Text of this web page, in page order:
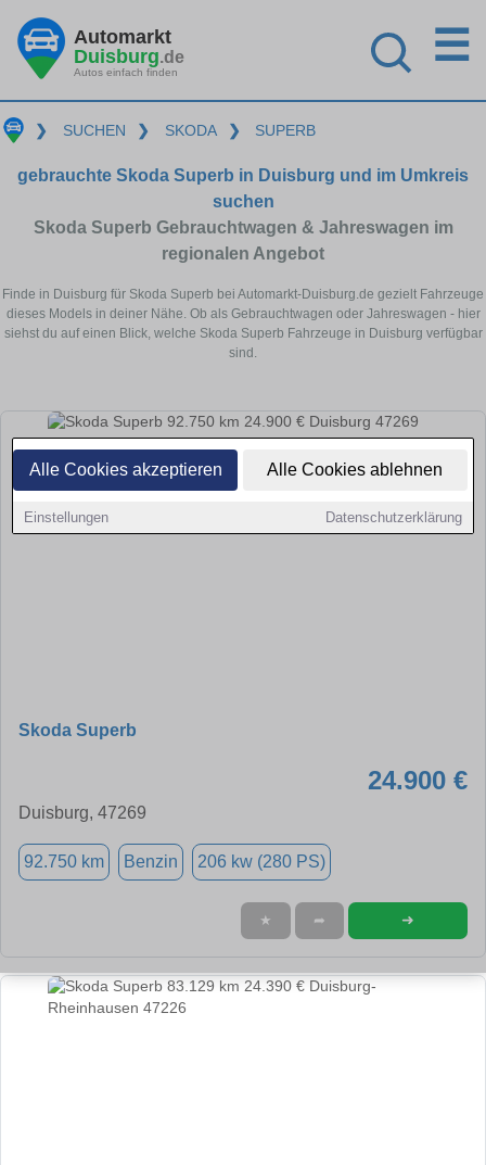
Alle Cookies akzeptieren Alle Cookies ablehnen
Einstellungen Datenschutzerklärung
Automarkt
Duisburg.de
Autos einfach finden
☰
❯ SUCHEN ❯ SKODA ❯ SUPERB
gebrauchte Skoda Superb in Duisburg und im Umkreis
suchen
Skoda Superb Gebrauchtwagen & Jahreswagen im
regionalen Angebot
Finde in Duisburg für Skoda Superb bei Automarkt-Duisburg.de gezielt Fahrzeuge
dieses Models in deiner Nähe. Ob als Gebrauchtwagen oder Jahreswagen - hier
siehst du auf einen Blick, welche Skoda Superb Fahrzeuge in Duisburg verfügbar
sind.
Skoda Superb
24.900 €
Duisburg, 47269
92.750 km Benzin 206 kw (280 PS)
★ ➦ ➜